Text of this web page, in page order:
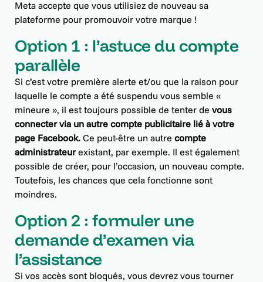
Meta accepte que vous utilisiez de nouveau sa
plateforme pour promouvoir votre marque !
Option 1 : l’astuce du compte
parallèle
Si c’est votre première alerte et/ou que la raison pour
laquelle le compte a été suspendu vous semble «
mineure », il est toujours possible de tenter devous
connecter via un autre compte publicitaire lié à votre
page Facebook. Ce peut-être un autrecompte
administrateurexistant, par exemple. Il est également
possible de créer, pour l’occasion, un nouveau compte.
Toutefois, les chances que cela fonctionne sont
moindres.
Option 2 : formuler une
demande d’examen via
l’assistance
Si vos accès sont bloqués, vous devrez vous tourner